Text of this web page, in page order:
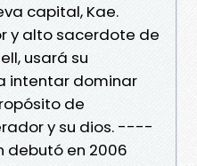
capital, Kae.
y alto sacerdote de
usará su
intentar dominar
de
y su dios. ----
en 2006